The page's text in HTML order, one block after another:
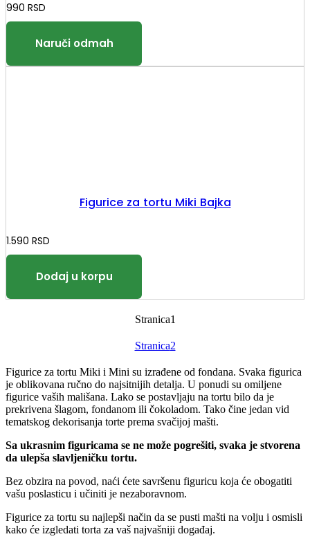
990 RSD
Ovaj
više
Figurice za tortu Miki Bajka
1.590 RSD
Stranica1
Stranica2
Figurice za tortu Miki i Mini su izrađene od fondana. Svaka figurica
je oblikovana ručno do najsitnijih detalja. U ponudi su omiljene
figurice vaših mališana. Lako se postavljaju na tortu bilo da je
prekrivena šlagom, fondanom ili čokoladom. Tako čine jedan vid
tematskog dekorisanja torte prema svačijoj mašti.
Sa ukrasnim figuricama se ne može pogrešiti, svaka je stvorena
da ulepša slavljeničku tortu.
Bez obzira na povod, naći ćete savršenu figuricu koja će obogatiti
vašu poslasticu i učiniti je nezaboravnom.
Figurice za tortu su najlepši način da se pusti mašti na volju i osmisli
kako će izgledati torta za vaš najvašniji događaj.